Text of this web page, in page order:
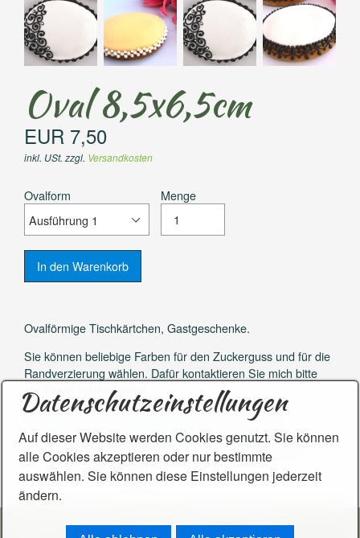
Oval 8,5x6,5cm
EUR 7,50
inkl. USt. zzgl. Versandkosten
Ovalform Menge
Ovalförmige Tischkärtchen, Gastgeschenke.
Sie können beliebige Farben für den Zuckerguss und für die
Randverzierung wählen. Dafür kontaktieren Sie mich bitte
per Email. (siehe unten)
Wunschtext oder Namensliste bitte unten einfügen.
Kunstkekse sind wegen der Haltbarkeit ausgehärtet und
nicht zum Verzehr geeignet.
Kontakt Impressum Widerrufsbelehrung
Datenschutzeinstellungen
​​​​​Auf dieser Website werden Cookies genutzt. Sie können
alle Cookies akzeptieren oder nur bestimmte
auswählen. Sie können diese Einstellungen jederzeit
ändern.